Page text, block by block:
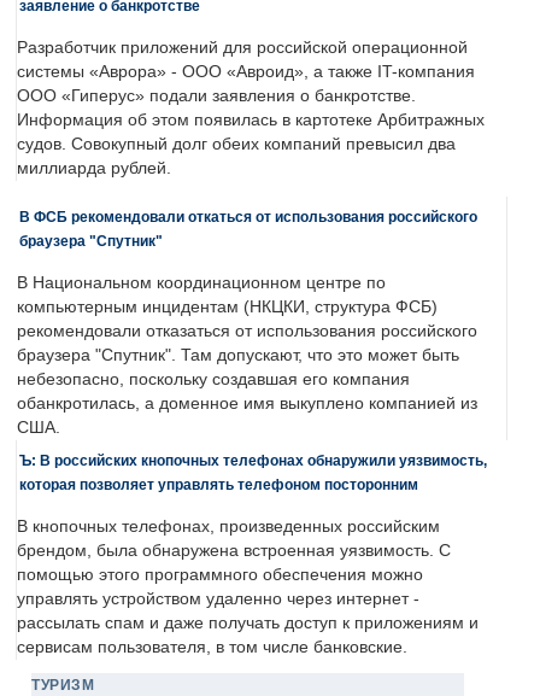
заявление о банкротстве
Разработчик приложений для российской операционной
системы «Аврора» - ООО «Авроид», а также IT-компания
ООО «Гиперус» подали заявления о банкротстве.
Информация об этом появилась в картотеке Арбитражных
судов. Совокупный долг обеих компаний превысил два
миллиарда рублей.
В ФСБ рекомендовали откаться от использования российского
браузера "Спутник"
В Национальном координационном центре по
компьютерным инцидентам (НКЦКИ, структура ФСБ)
рекомендовали отказаться от использования российского
браузера "Спутник". Там допускают, что это может быть
небезопасно, поскольку создавшая его компания
обанкротилась, а доменное имя выкуплено компанией из
США.
Ъ: В российских кнопочных телефонах обнаружили уязвимость,
которая позволяет управлять телефоном посторонним
В кнопочных телефонах, произведенных российским
брендом, была обнаружена встроенная уязвимость. С
помощью этого программного обеспечения можно
управлять устройством удаленно через интернет -
рассылать спам и даже получать доступ к приложениям и
сервисам пользователя, в том числе банковские.
ТУРИЗМ